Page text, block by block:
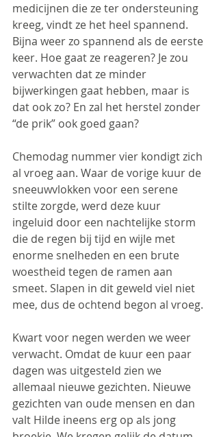
medicijnen die ze ter ondersteuning
kreeg, vindt ze het heel spannend.
Bijna weer zo spannend als de eerste
keer. Hoe gaat ze reageren? Je zou
verwachten dat ze minder
bijwerkingen gaat hebben, maar is
dat ook zo? En zal het herstel zonder
“de prik” ook goed gaan?
Chemodag nummer vier kondigt zich
al vroeg aan. Waar de vorige kuur de
sneeuwvlokken voor een serene
stilte zorgde, werd deze kuur
ingeluid door een nachtelijke storm
die de regen bij tijd en wijle met
enorme snelheden en een brute
woestheid tegen de ramen aan
smeet. Slapen in dit geweld viel niet
mee, dus de ochtend begon al vroeg.
Kwart voor negen werden we weer
verwacht. Omdat de kuur een paar
dagen was uitgesteld zien we
allemaal nieuwe gezichten. Nieuwe
gezichten van oude mensen en dan
valt Hilde ineens erg op als jong